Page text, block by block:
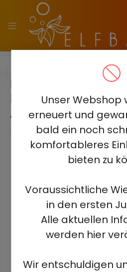
Unser Webshop
erneuert und
bald ein noch
komfortableres
bieten zu
Voraussichtliche
in den ersten
Alle aktuellen
werden hier
Wir entschuldigen
HQD
HQD MIRACLE
PASSION FRUIT
AUFLADBAR